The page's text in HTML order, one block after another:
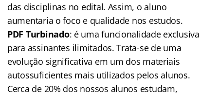
das disciplinas no edital. Assim, o aluno
aumentaria o foco e qualidade nos estudos.
PDF Turbinado: é uma funcionalidade exclusiva
para assinantes ilimitados. Trata-se de uma
evolução significativa em um dos materiais
autossuficientes mais utilizados pelos alunos.
Cerca de 20% dos nossos alunos estudam,